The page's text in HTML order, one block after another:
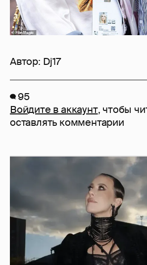
Автор: Dj17
95
Войдите в аккаунт, чтобы
оставлять комментарии